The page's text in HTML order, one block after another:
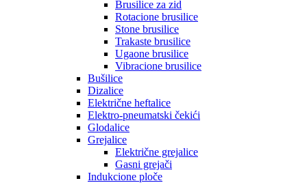
Brusilice za zid
Rotacione brusilice
Stone brusilice
Trakaste brusilice
Ugaone brusilice
Vibracione brusilice
Bušilice
Dizalice
Električne heftalice
Elektro-pneumatski čekići
Glodalice
Grejalice
Električne grejalice
Gasni grejači
Indukcione ploče